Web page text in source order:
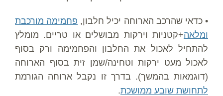
• כדאי שהרכב הארוחה יכיל חלבון, פחמימה מורכבת
ומלאה+קטניות וירקות מבושלים או טריים. מומלץ
להתחיל לאכול את החלבון והפחמימה ורק בסוף
לאכול מעט ירקות וטחינה/שמן זית בסוף הארוחה
(דוגמאות בהמשך). בדרך זו נקבל ארוחה הגורמת
לתחושת שובע ממושכת.